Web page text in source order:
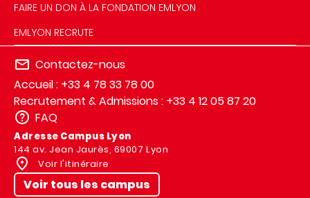
FAIRE UN DON À LA FONDATION EMLYON
EMLYON RECRUTE
Contactez-nous
Accueil : +33 4 78 33 78 00
Recrutement & Admissions : +33 4 12 05 87 20
FAQ
Adresse Campus Lyon
144 av. Jean Jaurès, 69007 Lyon
Voir l'itinéraire
Voir tous les campus